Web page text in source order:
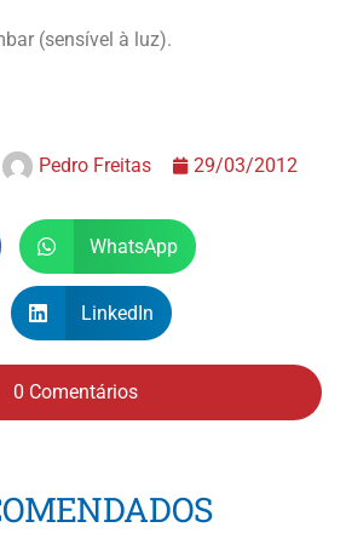
(sensível à luz).
Pedro Freitas 29/03/2012
WhatsApp
LinkedIn
0 Comentários